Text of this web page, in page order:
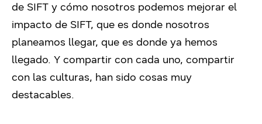
de SIFT y cómo nosotros podemos mejorar el
impacto de SIFT, que es donde nosotros
planeamos llegar, que es donde ya hemos
llegado. Y compartir con cada uno, compartir
con las culturas, han sido cosas muy
destacables.